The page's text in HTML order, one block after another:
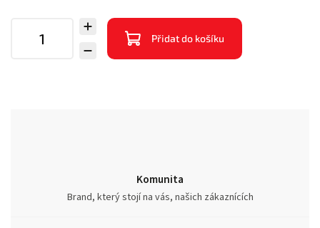
Přidat do košíku
Komunita
Brand, který stojí na vás, našich zákaznících